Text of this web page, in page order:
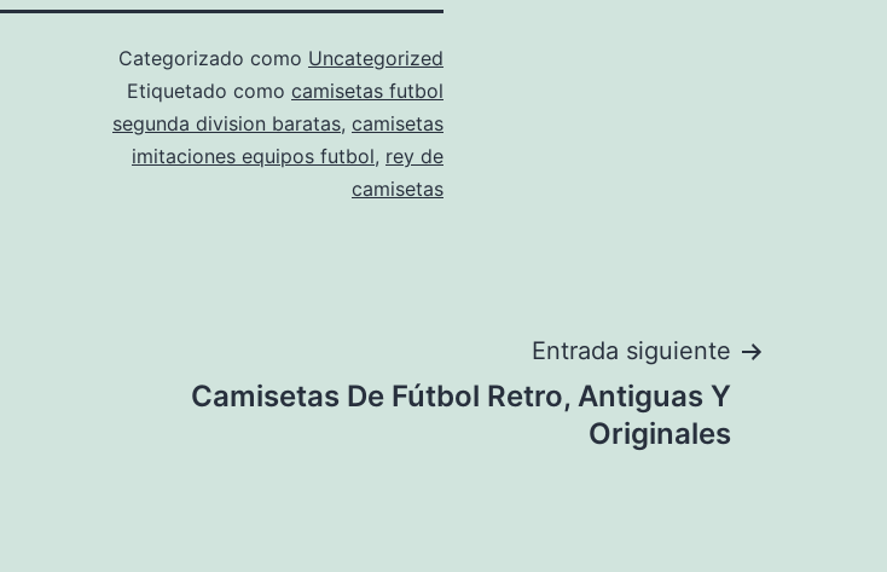
Categorizado como Uncategorized
Etiquetado como camisetas futbol
segunda division baratas, camisetas
imitaciones equipos futbol, rey de
camisetas
Entrada siguiente
Camisetas De Fútbol Retro, Antiguas Y
Originales